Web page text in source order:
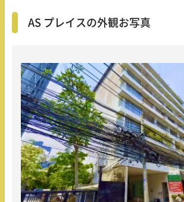
AS プレイスの外観お写真